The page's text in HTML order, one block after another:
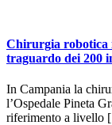
Chirurgia robotica
traguardo dei 200
In Campania la
l’Ospedale Pineta
riferimento a